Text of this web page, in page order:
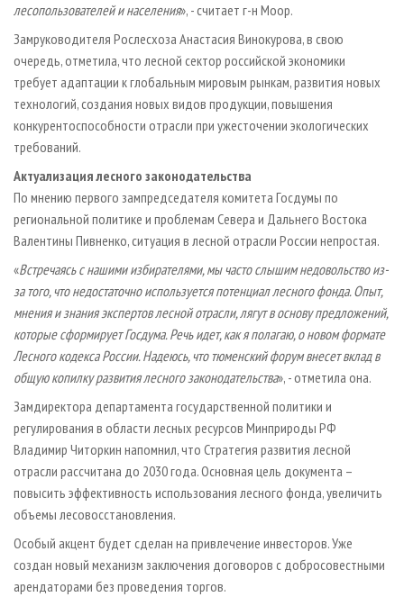
лесопользователей и населения», - считает г-н Моор.
Замруководителя Рослесхоза Анастасия Винокурова, в свою
очередь, отметила, что лесной сектор российской экономики
требует адаптации к глобальным мировым рынкам, развития новых
технологий, создания новых видов продукции, повышения
конкурентоспособности отрасли при ужесточении экологических
требований.
Актуализация лесного законодательства
По мнению первого зампредседателя комитета Госдумы по
региональной политике и проблемам Севера и Дальнего Востока
Валентины Пивненко, ситуация в лесной отрасли России непростая.
«Встречаясь с нашими избирателями, мы часто слышим недовольство из-
за того, что недостаточно используется потенциал лесного фонда. Опыт,
мнения и знания экспертов лесной отрасли, лягут в основу предложений,
которые сформирует Госдума. Речь идет, как я полагаю, о новом формате
Лесного кодекса России. Надеюсь, что тюменский форум внесет вклад в
общую копилку развития лесного законодательства», - отметила она.
Замдиректора департамента государственной политики и
регулирования в области лесных ресурсов Минприроды РФ
Владимир Читоркин напомнил, что Стратегия развития лесной
отрасли рассчитана до 2030 года. Основная цель документа –
повысить эффективность использования лесного фонда, увеличить
объемы лесовосстановления.
Особый акцент будет сделан на привлечение инвесторов. Уже
создан новый механизм заключения договоров с добросовестными
арендаторами без проведения торгов.